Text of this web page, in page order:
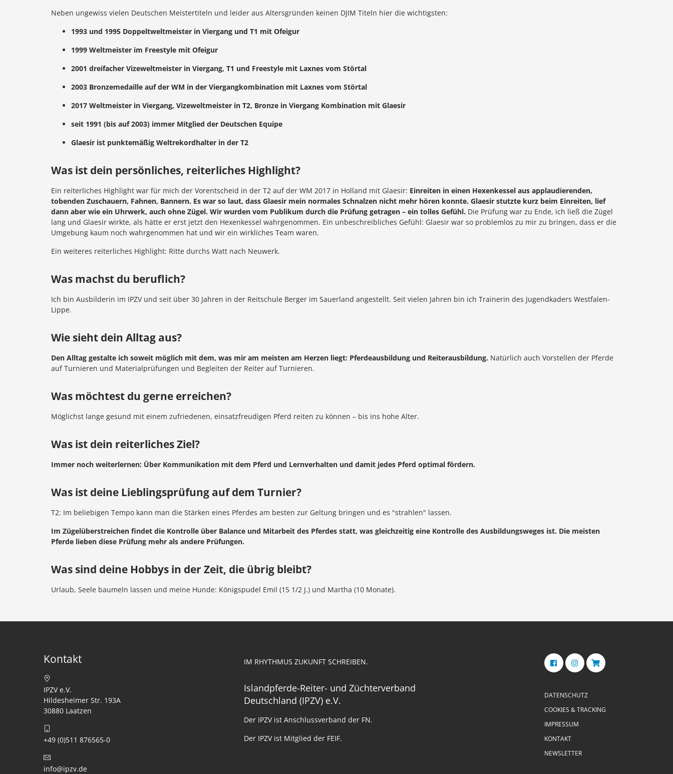
Neben ungewiss vielen Deutschen Meistertiteln und leider aus Altersgründen keinen DJIM Titeln hier die wichtigsten:
1993 und 1995 Doppeltweltmeister in Viergang und T1 mit Ofeigur
1999 Weltmeister im Freestyle mit Ofeigur
2001 dreifacher Vizeweltmeister in Viergang, T1 und Freestyle mit Laxnes vom Störtal
2003 Bronzemedaille auf der WM in der Viergangkombination mit Laxnes vom Störtal
2017 Weltmeister in Viergang, Vizeweltmeister in T2, Bronze in Viergang Kombination mit Glaesir
seit 1991 (bis auf 2003) immer Mitglied der Deutschen Equipe
Glaesir ist punktemäßig Weltrekordhalter in der T2
Was ist dein persönliches, reiterliches Highlight?
Ein reiterliches Highlight war für mich der Vorentscheid in der T2 auf der WM 2017 in Holland mit Glaesir: Einreiten in einen Hexenkessel aus applaudierenden,
tobenden Zuschauern, Fahnen, Bannern. Es war so laut, dass Glaesir mein normales Schnalzen nicht mehr hören konnte. Glaesir stutzte kurz beim Einreiten, lief
dann aber wie ein Uhrwerk, auch ohne Zügel. Wir wurden vom Publikum durch die Prüfung getragen – ein tolles Gefühl. Die Prüfung war zu Ende, ich ließ die Zügel
lang und Glaesir wirkte, als hätte er erst jetzt den Hexenkessel wahrgenommen. Ein unbeschreibliches Gefühl: Glaesir war so problemlos zu mir zu bringen, dass er die
Umgebung kaum noch wahrgenommen hat und wir ein wirkliches Team waren.
Ein weiteres reiterliches Highlight: Ritte durchs Watt nach Neuwerk.
Was machst du beruflich?
Ich bin Ausbilderin im IPZV und seit über 30 Jahren in der Reitschule Berger im Sauerland angestellt. Seit vielen Jahren bin ich Trainerin des Jugendkaders Westfalen-
Lippe.
Wie sieht dein Alltag aus?
Den Alltag gestalte ich soweit möglich mit dem, was mir am meisten am Herzen liegt: Pferdeausbildung und Reiterausbildung. Natürlich auch Vorstellen der Pferde
auf Turnieren und Materialprüfungen und Begleiten der Reiter auf Turnieren.
Was möchtest du gerne erreichen?
Möglichst lange gesund mit einem zufriedenen, einsatzfreudigen Pferd reiten zu können – bis ins hohe Alter.
Was ist dein reiterliches Ziel?
Immer noch weiterlernen: Über Kommunikation mit dem Pferd und Lernverhalten und damit jedes Pferd optimal fördern.
Was ist deine Lieblingsprüfung auf dem Turnier?
T2: Im beliebigen Tempo kann man die Stärken eines Pferdes am besten zur Geltung bringen und es "strahlen" lassen.
Im Zügelüberstreichen findet die Kontrolle über Balance und Mitarbeit des Pferdes statt, was gleichzeitig eine Kontrolle des Ausbildungsweges ist. Die meisten
Pferde lieben diese Prüfung mehr als andere Prüfungen.
Was sind deine Hobbys in der Zeit, die übrig bleibt?
Urlaub, Seele baumeln lassen und meine Hunde: Königspudel Emil (15 1/2 J.) und Martha (10 Monate).
Kontakt
IPZV e.V.
Hildesheimer Str. 193A
30880 Laatzen
+49 (0)511 876565-0
info@ipzv.de
IM RHYTHMUS ZUKUNFT SCHREIBEN.
Islandpferde-Reiter- und Züchterverband
Deutschland (IPZV) e.V.
Der IPZV ist Anschlussverband der FN.
Der IPZV ist Mitglied der FEIF.
DATENSCHUTZ
COOKIES & TRACKING
IMPRESSUM
KONTAKT
NEWSLETTER